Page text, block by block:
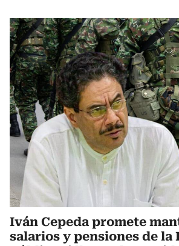
Iván Cepeda promete
salarios y pensiones de la